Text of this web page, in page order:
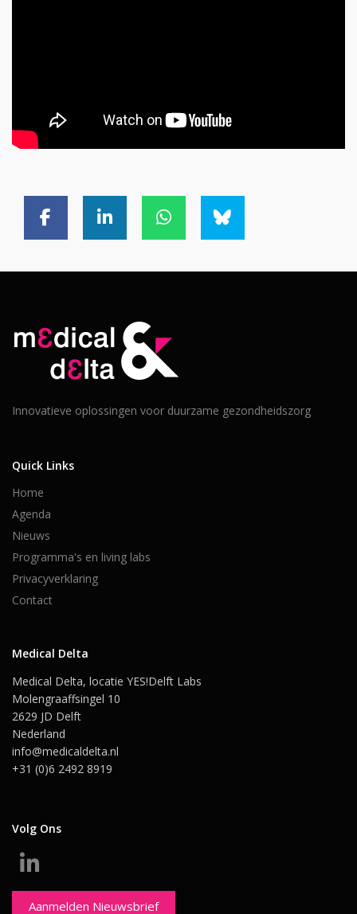
Innovatieve oplossingen voor duurzame gezondheidszorg
Quick Links
Home
Agenda
Nieuws
Programma's en living labs
Privacyverklaring
Contact
Medical Delta
Medical Delta, locatie YES!Delft Labs
Molengraaffsingel 10
2629 JD Delft
Nederland
info@medicaldelta.nl
+31 (0)6 2492 8919
Volg Ons
Aanmelden Nieuwsbrief